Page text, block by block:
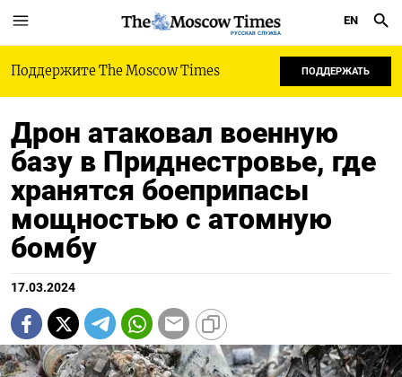
РУССКАЯ СЛУЖБА
EN
Поддержите The Moscow Times ПОДДЕРЖАТЬ
Дрон атаковал военную
базу в Приднестровье, где
хранятся боеприпасы
мощностью с атомную
бомбу
17.03.2024